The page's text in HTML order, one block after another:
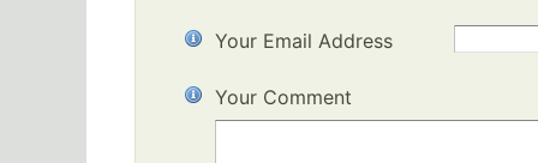
Your Email Address
Your Comment